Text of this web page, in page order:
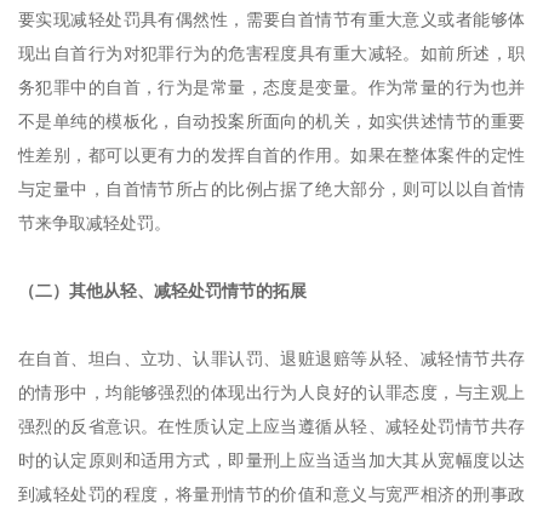
要实现减轻处罚具有偶然性，需要自首情节有重大意义或者能够体
现出自首行为对犯罪行为的危害程度具有重大减轻。如前所述，职
务犯罪中的自首，行为是常量，态度是变量。作为常量的行为也并
不是单纯的模板化，自动投案所面向的机关，如实供述情节的重要
性差别，都可以更有力的发挥自首的作用。如果在整体案件的定性
与定量中，自首情节所占的比例占据了绝大部分，则可以以自首情
节来争取减轻处罚。
（二）其他从轻、减轻处罚情节的拓展
在自首、坦白、立功、认罪认罚、退赃退赔等从轻、减轻情节共存
的情形中，均能够强烈的体现出行为人良好的认罪态度，与主观上
强烈的反省意识。在性质认定上应当遵循从轻、减轻处罚情节共存
时的认定原则和适用方式，即量刑上应当适当加大其从宽幅度以达
到减轻处罚的程度，将量刑情节的价值和意义与宽严相济的刑事政